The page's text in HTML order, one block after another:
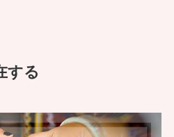
を体験
りになった？退治ど
東日本大震災から
する